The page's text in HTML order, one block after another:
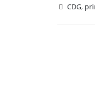
CDG,